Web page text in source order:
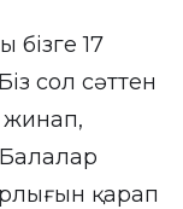
17
сол сәттен
жинап,
қарап